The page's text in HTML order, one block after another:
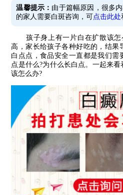
温馨提示： 由于篇幅原因，很多
的家人需要白斑咨询，可点击此处
孩子身上有一片白在扩散该怎
高，家长给孩子各种好吃的，结果
白点点，食品安全一直都是我们需
点是什么?为什么长白点。一起来
该怎么办?